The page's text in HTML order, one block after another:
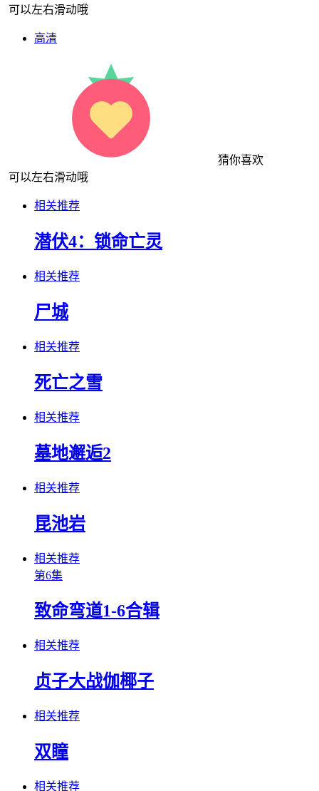
可以左右滑动哦
高清
猜你喜欢
可以左右滑动哦
相关推荐
潜伏4：锁命亡灵
相关推荐
尸城
相关推荐
死亡之雪
相关推荐
墓地邂逅2
相关推荐
昆池岩
相关推荐
第6集
致命弯道1-6合辑
相关推荐
贞子大战伽椰子
相关推荐
双瞳
相关推荐